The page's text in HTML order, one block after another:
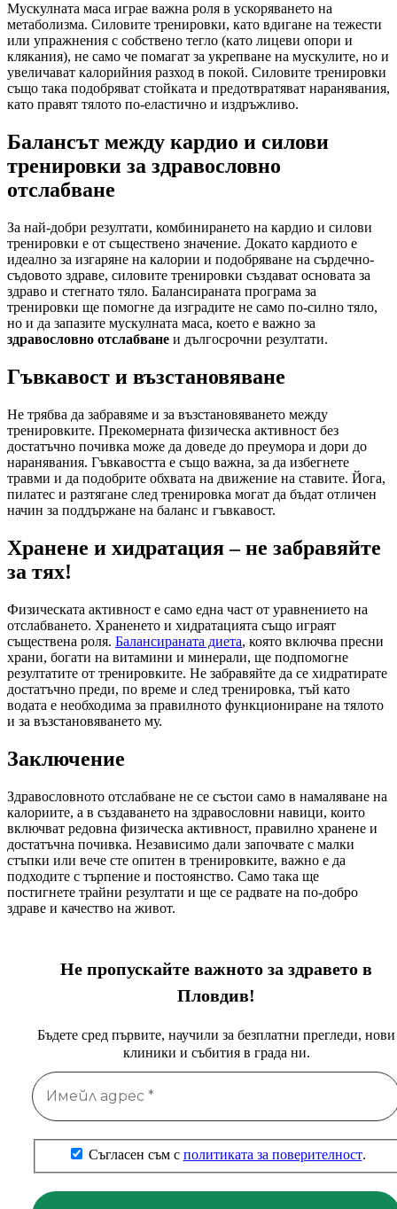
Мускулната маса играе важна роля в ускоряването на
метаболизма. Силовите тренировки, като вдигане на тежести
или упражнения с собствено тегло (като лицеви опори и
клякания), не само че помагат за укрепване на мускулите, но и
увеличават калорийния разход в покой. Силовите тренировки
също така подобряват стойката и предотвратяват наранявания,
като правят тялото по-еластично и издръжливо.
Балансът между кардио и силови
тренировки за здравословно
отслабване
За най-добри резултати, комбинирането на кардио и силови
тренировки е от съществено значение. Докато кардиото е
идеално за изгаряне на калории и подобряване на сърдечно-
съдовото здраве, силовите тренировки създават основата за
здраво и стегнато тяло. Балансираната програма за
тренировки ще помогне да изградите не само по-силно тяло,
но и да запазите мускулната маса, което е важно за
здравословно отслабване и дългосрочни резултати.
Гъвкавост и възстановяване
Не трябва да забравяме и за възстановяването между
тренировките. Прекомерната физическа активност без
достатъчно почивка може да доведе до преумора и дори до
наранявания. Гъвкавостта е също важна, за да избегнете
травми и да подобрите обхвата на движение на ставите. Йога,
пилатес и разтягане след тренировка могат да бъдат отличен
начин за поддържане на баланс и гъвкавост.
Хранене и хидратация – не забравяйте
за тях!
Физическата активност е само една част от уравнението на
отслабването. Храненето и хидратацията също играят
съществена роля. Балансираната диета, която включва пресни
храни, богати на витамини и минерали, ще подпомогне
резултатите от тренировките. Не забравяйте да се хидратирате
достатъчно преди, по време и след тренировка, тъй като
водата е необходима за правилното функциониране на тялото
и за възстановяването му.
Заключение
Здравословното отслабване не се състои само в намаляване на
калориите, а в създаването на здравословни навици, които
включват редовна физическа активност, правилно хранене и
достатъчна почивка. Независимо дали започвате с малки
стъпки или вече сте опитен в тренировките, важно е да
подходите с търпение и постоянство. Само така ще
постигнете трайни резултати и ще се радвате на по-добро
здраве и качество на живот.
Не пропускайте важното за здравето в
Пловдив!
Бъдете сред първите, научили за безплатни прегледи, нови
клиники и събития в града ни.
Съгласен съм с политиката за поверителност.